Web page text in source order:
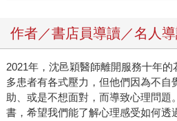
作者／書店員導讀／名人
2021年，沈邑穎醫師離開服務十年
多患者有各式壓力，但他們因為不自
助、或是不想面對，而導致心理問題
書，希望我們能了解心理感受如何透